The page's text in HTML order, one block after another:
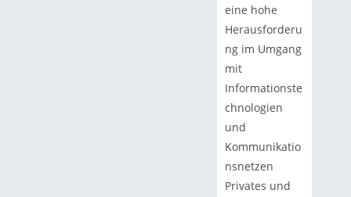
eine hohe
Herausforderu
ng im Umgang
mit
Informationste
chnologien
und
Kommunikatio
nsnetzen
Privates und